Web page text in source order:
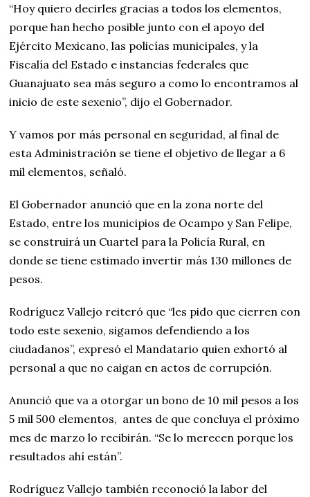
“Hoy quiero decirles gracias a todos los elementos,
porque han hecho posible junto con el apoyo del
Ejército Mexicano, las policías municipales, y la
Fiscalía del Estado e instancias federales que
Guanajuato sea más seguro a como lo encontramos al
inicio de este sexenio”, dijo el Gobernador.
Y vamos por más personal en seguridad, al final de
esta Administración se tiene el objetivo de llegar a 6
mil elementos, señaló.
El Gobernador anunció que en la zona norte del
Estado, entre los municipios de Ocampo y San Felipe,
se construirá un Cuartel para la Policía Rural, en
donde se tiene estimado invertir más 130 millones de
pesos.
Rodríguez Vallejo reiteró que “les pido que cierren con
todo este sexenio, sigamos defendiendo a los
ciudadanos”, expresó el Mandatario quien exhortó al
personal a que no caigan en actos de corrupción.
Anunció que va a otorgar un bono de 10 mil pesos a los
5 mil 500 elementos, antes de que concluya el próximo
mes de marzo lo recibirán. “Se lo merecen porque los
resultados ahí están”.
Rodríguez Vallejo también reconoció la labor del